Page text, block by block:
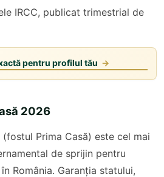
IRCC, publicat trimestrial de
pentru profilul tău →
2026
Prima Casă) este cel mai
de sprijin pentru
România. Garanția statului,